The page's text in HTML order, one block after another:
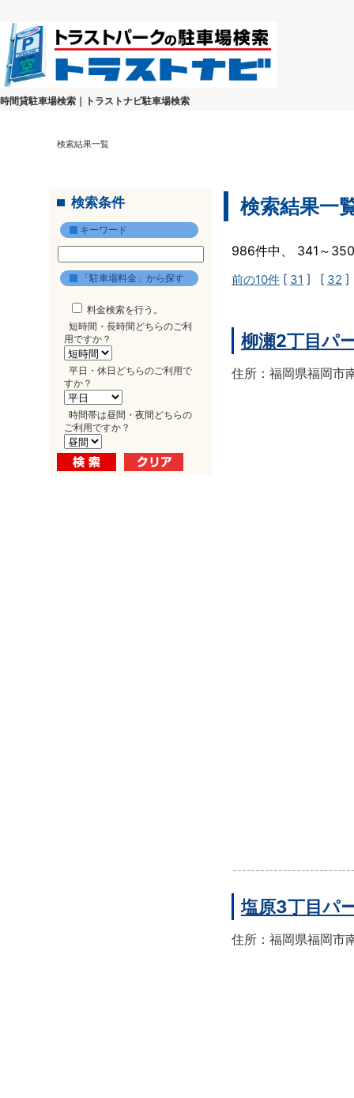
時間貸駐車場検索｜トラストナビ駐車場検索
検索結果一覧
検索条件
キーワード
「駐車場料金」から探す
料金検索を行う。
短時間・長時間どちらのご利
用ですか？
平日・休日どちらのご利用で
すか？
時間帯は昼間・夜間どちらの
ご利用ですか？
検索結果一
986件中、 341～
前の10件 [ 31 ] [ 32
柳瀬2丁目パ
住所：福岡県福岡市
塩原3丁目パ
住所：福岡県福岡市